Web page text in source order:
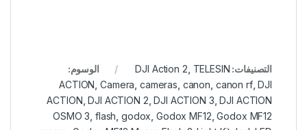
التصنيفات: DJI Action 2 TELESIN
الوسوم:
ACTION ,Camera cameras canon canon rf,DJI
ACTION ,DJI ACTION 2 ,DJI ACTION 3 ,DJI ACTION
OSMO 3 flash godox ,Godox MF12 ,Godox MF12